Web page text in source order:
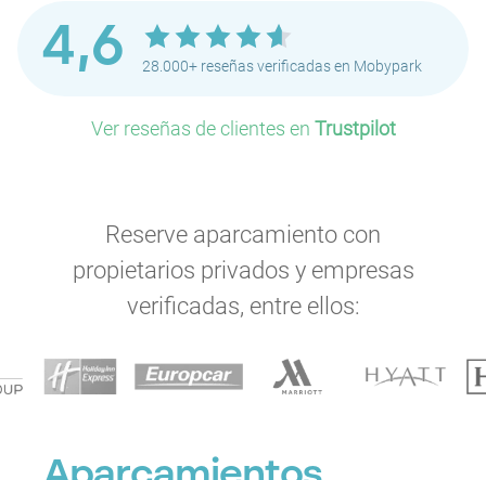
4,6 28.000+ reseñas verificadas en Mobypark
Ver reseñas de clientes en Trustpilot
Reserve aparcamiento con
propietarios privados y empresas
verificadas, entre ellos: